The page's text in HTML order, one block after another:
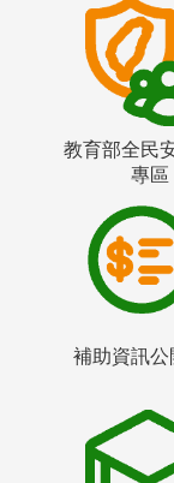
教育部全民
專區
補助資訊公